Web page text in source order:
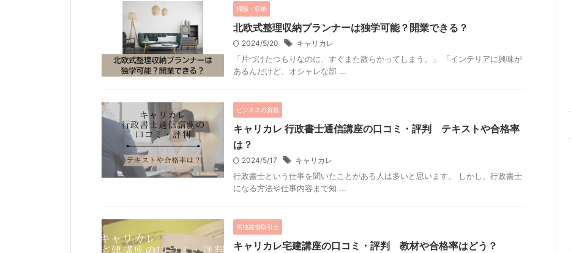
掃除・収納
北欧式整理収納プランナーは独学可能？開業できる？
2024/5/20 キャリカレ
「片づけたつもりなのに、すぐまた散らかってしまう。」 「インテリアに興味が
あるんだけど、オシャレな部 ...
ビジネスの資格
キャリカレ 行政書士通信講座の口コミ・評判 テキストや合格率
は？
2024/5/17 キャリカレ
行政書士という仕事を聞いたことがある人は多いと思います。 しかし、行政書士
になる方法や仕事内容まで知 ...
宅地建物取引士
キャリカレ宅建講座の口コミ・評判 教材や合格率はどう？